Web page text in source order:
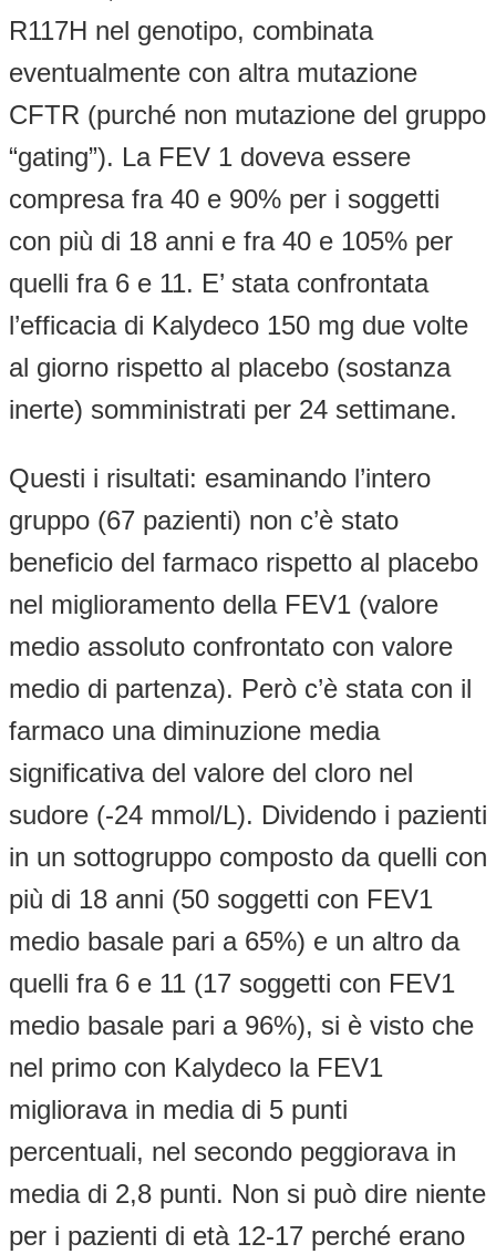
R117H nel genotipo, combinata
eventualmente con altra mutazione
CFTR (purché non mutazione del gruppo
“gating”). La FEV 1 doveva essere
compresa fra 40 e 90% per i soggetti
con più di 18 anni e fra 40 e 105% per
quelli fra 6 e 11. E’ stata confrontata
l’efficacia di Kalydeco 150 mg due volte
al giorno rispetto al placebo (sostanza
inerte) somministrati per 24 settimane.
Questi i risultati: esaminando l’intero
gruppo (67 pazienti) non c’è stato
beneficio del farmaco rispetto al placebo
nel miglioramento della FEV1 (valore
medio assoluto confrontato con valore
medio di partenza). Però c’è stata con il
farmaco una diminuzione media
significativa del valore del cloro nel
sudore (-24 mmol/L). Dividendo i pazienti
in un sottogruppo composto da quelli con
più di 18 anni (50 soggetti con FEV1
medio basale pari a 65%) e un altro da
quelli fra 6 e 11 (17 soggetti con FEV1
medio basale pari a 96%), si è visto che
nel primo con Kalydeco la FEV1
migliorava in media di 5 punti
percentuali, nel secondo peggiorava in
media di 2,8 punti. Non si può dire niente
per i pazienti di età 12-17 perché erano